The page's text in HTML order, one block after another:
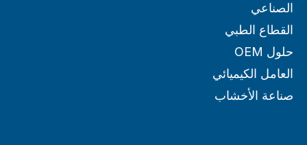
الصناعي
القطاع الطبي
حلول OEM
العامل الكيميائي
صناعة الأخشاب